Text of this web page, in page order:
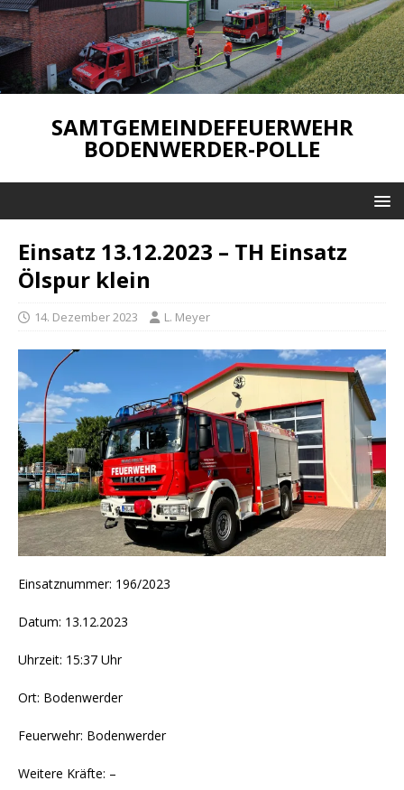
SAMTGEMEINDEFEUERWEHR
BODENWERDER-POLLE
Einsatz 13.12.2023 – TH Einsatz
Ölspur klein
14. Dezember 2023 L. Meyer
Einsatznummer: 196/2023
Datum: 13.12.2023
Uhrzeit: 15:37 Uhr
Ort: Bodenwerder
Feuerwehr: Bodenwerder
Weitere Kräfte: –